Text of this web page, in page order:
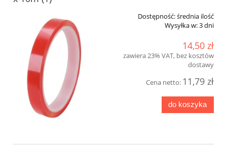
Dostępność:średnia ilość
Wysyłka w:3 dni
14,50 zł
zawiera 23% VAT, bez kosztów
dostawy
Cena netto: 11,79 zł
do koszyka